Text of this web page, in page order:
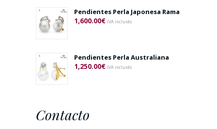
Pendientes Perla Japonesa Rama
1,600.00€ IVA incluido
Pendientes Perla Australiana
1,250.00€ IVA incluido
Contacto